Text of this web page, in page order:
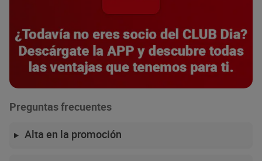
Preguntas frecuentes
Alta en la promoción